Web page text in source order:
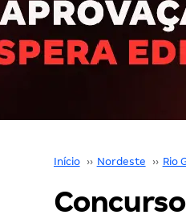
Início ›› Nordeste ›› Rio